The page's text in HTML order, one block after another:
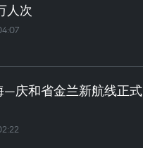
人次
—庆和省金兰新航线正式